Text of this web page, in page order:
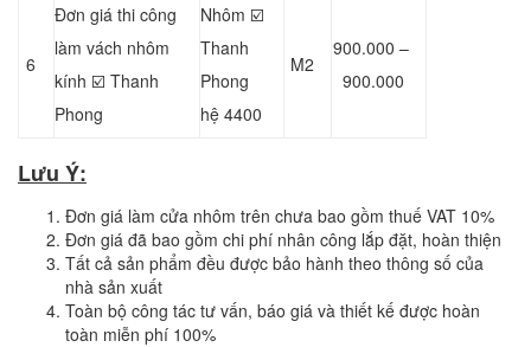
6
Đơn giá thi công
làm vách nhôm
kính ☑️ Thanh
Phong
Nhôm ☑️
Thanh
Phong
hệ 4400
M2
900.000 –
900.000
Lưu Ý:
Đơn giá làm cửa nhôm trên chưa bao gồm thuế VAT 10%
Đơn giá đã bao gồm chi phí nhân công lắp đặt, hoàn thiện
Tất cả sản phẩm đều được bảo hành theo thông số của
nhà sản xuất
Toàn bộ công tác tư vấn, báo giá và thiết kế được hoàn
toàn miễn phí 100%